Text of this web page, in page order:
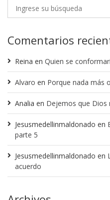
Comentarios
Reina en Quien se
Alvaro en Porque nada más
Analia en Dejemos que Dios
Jesusmedellinmaldonado en
parte 5
Jesusmedellinmaldonado en
acuerdo